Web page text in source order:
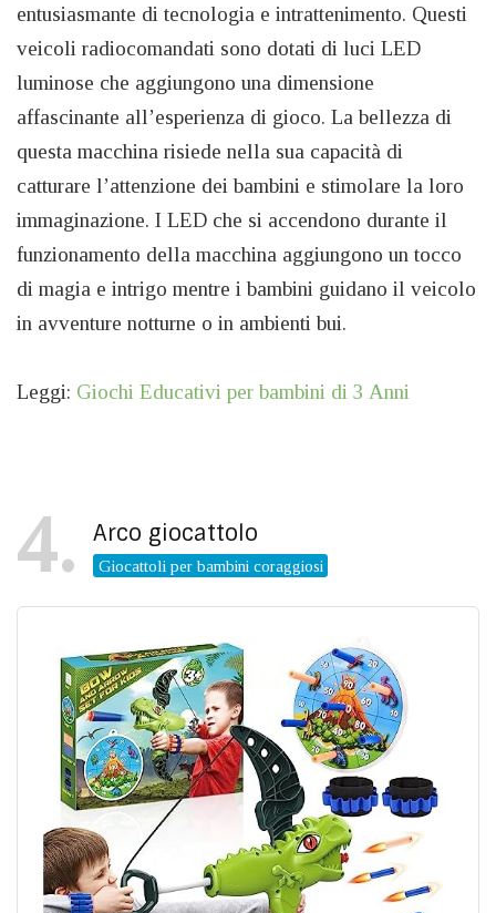
entusiasmante di tecnologia e intrattenimento. Questi
veicoli radiocomandati sono dotati di luci LED
luminose che aggiungono una dimensione
affascinante all’esperienza di gioco. La bellezza di
questa macchina risiede nella sua capacità di
catturare l’attenzione dei bambini e stimolare la loro
immaginazione. I LED che si accendono durante il
funzionamento della macchina aggiungono un tocco
di magia e intrigo mentre i bambini guidano il veicolo
in avventure notturne o in ambienti bui.
Leggi: Giochi Educativi per bambini di 3 Anni
4 Arco giocattolo
Giocattoli per bambini coraggiosi